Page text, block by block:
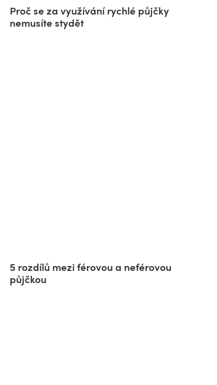
Proč se za využívání rychlé půjčky
nemusíte stydět
5 rozdílů mezi férovou a neférovou
půjčkou